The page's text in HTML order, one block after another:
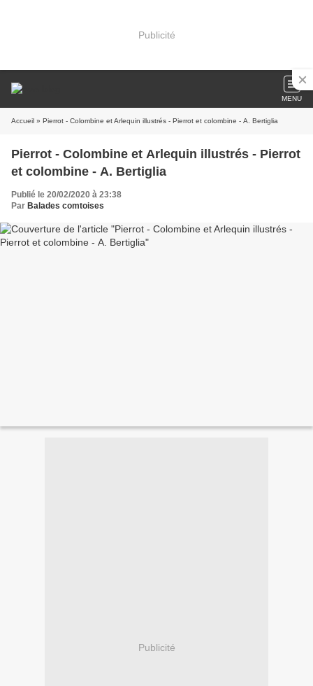
Publicité
MENU
Accueil » Pierrot - Colombine et Arlequin illustrés - Pierrot et colombine - A. Bertiglia
Pierrot - Colombine et Arlequin illustrés - Pierrot
et colombine - A. Bertiglia
Publié le 20/02/2020 à 23:38
Par Balades comtoises
Publicité